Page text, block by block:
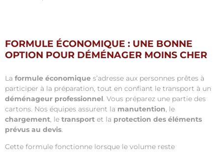
FORMULE ÉCONOMIQUE : UNE BONNE
OPTION POUR DÉMÉNAGER MOINS CHER
La formule économique s’adresse aux personnes prêtes à
participer à la préparation, tout en confiant le transport à un
déménageur professionnel. Vous préparez une partie des
cartons. Nos équipes assurent la manutention, le
chargement, le transport et la protection des éléments
prévus au devis.
Cette formule fonctionne lorsque le volume reste